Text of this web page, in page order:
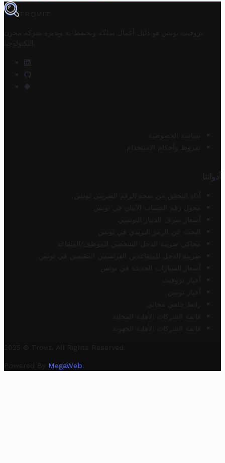
TROVIT
تروفيت تونس هو دليل أعمال تملكه وتحتفظ به وتديره
شركة مخزن
التكنولوجيا
سياسة الخصوصية
شروط وأحكام الاستخدام
أدواتنا
أداة التحقق من صحة الرقم الضريبي تونس
محول رقم الحساب الآيبان في تونس
أسعار صرف الدينار التونسي
البحث عن الرمز البريدي في تونس
محاكي ضريبة الدخل الشخصي للموظف/المتقاعد
ضريبة الدخل للمتقاعدين الفرنسيين المقيمين في تونس
أسعار السيارات الجديدة في تونس
أخبار تروفيت
أخبار تونس
رابط خلفي مجاني
قائمة الشركات الأهلية المحلية
قائمة الشركات الأهلية الجهوية
2025 © Trovit. All Rights Reserved.
Powered By MegaWeb